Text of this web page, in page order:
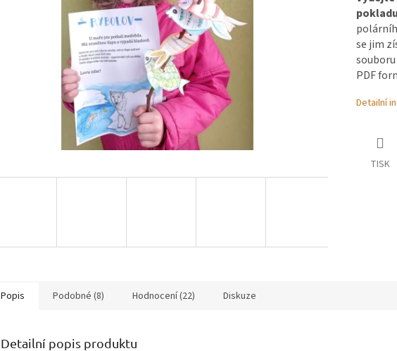
se jim
PDF
Detailní
TISK
Popis Podobné (8) Hodnocení (22) Diskuze
Detailní popis produktu